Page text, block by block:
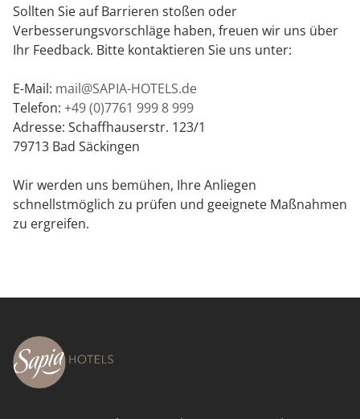
GRATIS NAHVERKEHR
TAGUNGEN
RUND UM SAPIA
FAQ
GÄSTEBEWERTUNGEN
Sollten Sie auf Barrieren stoßen oder
Verbesserungsvorschläge haben, freuen wir uns über
Ihr Feedback. Bitte kontaktieren Sie uns unter:
E-Mail: mail@SAPIA-HOTELS.de
Telefon: +49 (0)7761 999 8 999
Adresse: Schaffhauserstr. 123/1
79713 Bad Säckingen
Wir werden uns bemühen, Ihre Anliegen
schnellstmöglich zu prüfen und geeignete Maßnahmen
zu ergreifen.